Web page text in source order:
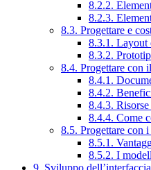
8.2.2.
8.2.3.
8.3. Progettare e
8.3.1. Layout
8.3.2.
8.4. Progettare con
8.4.1.
8.4.2.
8.4.3.
8.4.4. Come
8.5. Progettare con
8.5.1.
8.5.2. I
9. Sviluppo dell’interfaccia